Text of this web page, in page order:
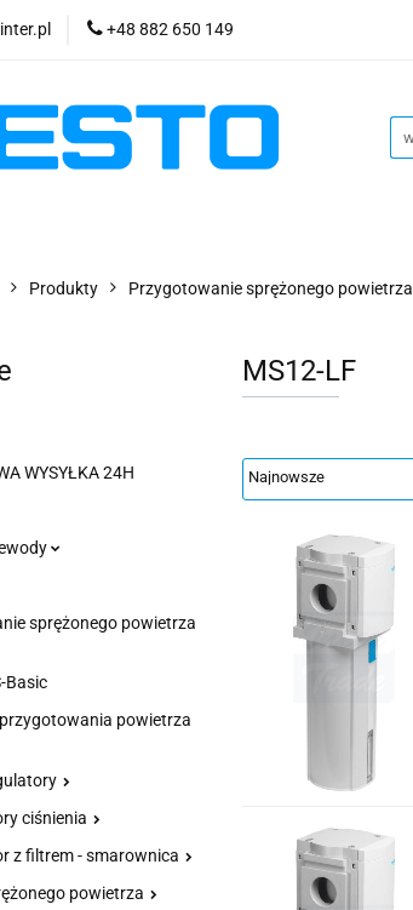
+48 882 650 149
PRODUKTY
AKTUALNOŚCI KONTAKT
Produkty Przygotowanie sprężonego powietrza
WYSYŁKA 24H
sprężonego powietrza
Basic
przygotowania powietrza
ciśnienia
z filtrem - smarownica
powietrza
MS12-LF